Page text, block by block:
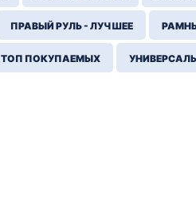
ПРАВЫЙ РУЛЬ - ЛУЧШЕЕ
ТОП ПОКУПАЕМЫХ